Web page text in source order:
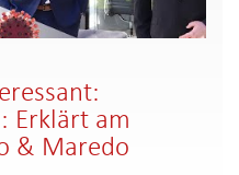
Erklärt am
& Maredo